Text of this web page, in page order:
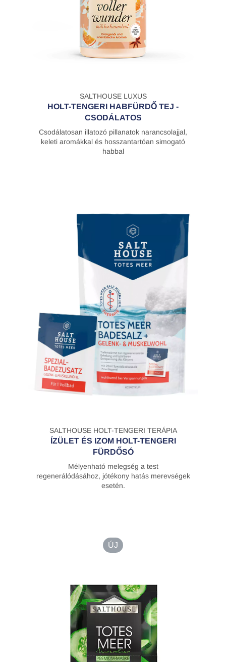
SALTHOUSE LUXUS
HOLT-TENGERI HABFÜRDŐ TEJ -
CSODÁLATOS
Csodálatosan illatozó pillanatok narancsolajjal,
keleti aromákkal és hosszantartóan simogató
habbal
SALTHOUSE HOLT-TENGERI TERÁPIA
ÍZÜLET ÉS IZOM HOLT-TENGERI
FÜRDŐSÓ
Mélyenható melegség a test
regenerálódásához, jótékony hatás merevségek
esetén.
ÚJ